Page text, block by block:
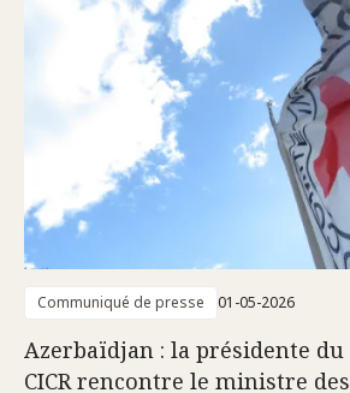
Communiqué de presse 01-05-2026
Azerbaïdjan : la présidente du
CICR rencontre le ministre des